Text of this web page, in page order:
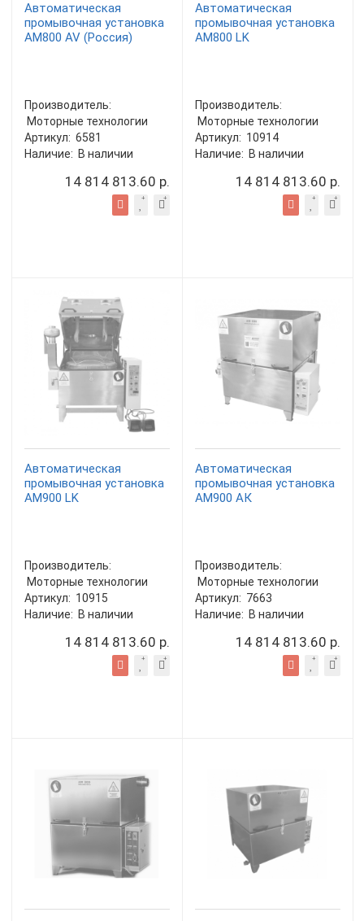
Автоматическая
промывочная установка
АМ800 AV (Россия)
Производитель:
Моторные технологии
Артикул: 6581
Наличие: В наличии
14 814 813.60 р.
Автоматическая
промывочная установка
АМ800 LK
Производитель:
Моторные технологии
Артикул: 10914
Наличие: В наличии
14 814 813.60 р.
Автоматическая
промывочная установка
АМ900 LK
Производитель:
Моторные технологии
Артикул: 10915
Наличие: В наличии
14 814 813.60 р.
Автоматическая
промывочная установка
АМ900 АК
Производитель:
Моторные технологии
Артикул: 7663
Наличие: В наличии
14 814 813.60 р.